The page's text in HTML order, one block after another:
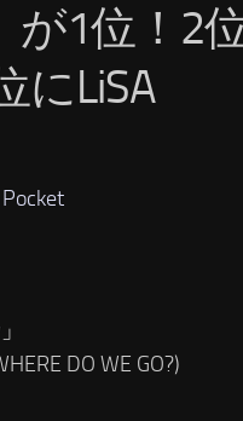
が1位！2
にLiSA
Pocket
」
DO WE GO?)